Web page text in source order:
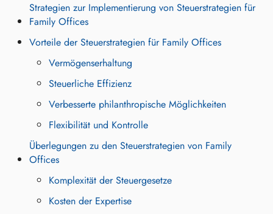
Strategien zur Implementierung von Steuerstrategien für
Family Offices
Vorteile der Steuerstrategien für Family Offices
Vermögenserhaltung
Steuerliche Effizienz
Verbesserte philanthropische Möglichkeiten
Flexibilität und Kontrolle
Überlegungen zu den Steuerstrategien von Family
Offices
Komplexität der Steuergesetze
Kosten der Expertise